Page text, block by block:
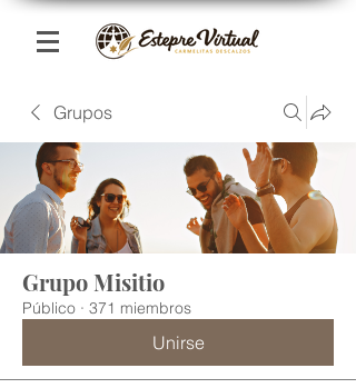
Grupos
Grupo Misitio
Público · 371 miembros
Unirse